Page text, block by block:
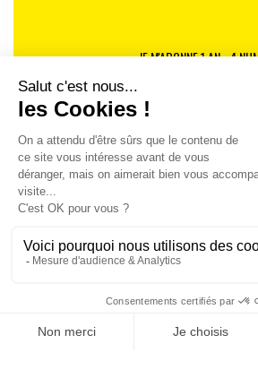
JE M'ABONNE 1 AN - 4
JE DÉCOUVRE LES NUMÉROS
Je suis déjà abonné(e) :je